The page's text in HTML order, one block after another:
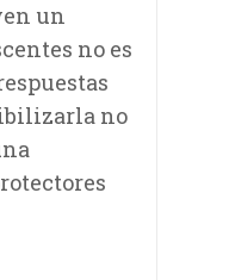
un
no es
no